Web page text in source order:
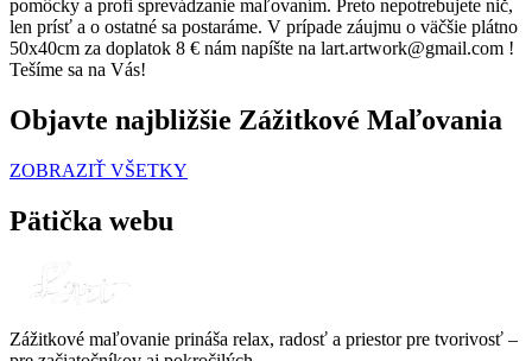
pomôcky a profi sprevádzanie maľovaním. Preto nepotrebujete nič,
len prísť a o ostatné sa postaráme. V prípade záujmu o väčšie plátno
50x40cm za doplatok 8 € nám napíšte na lart.artwork@gmail.com !
Tešíme sa na Vás!
Objavte najbližšie Zážitkové Maľovania
ZOBRAZIŤ VŠETKY
Pätička webu
Zážitkové maľovanie prináša relax, radosť a priestor pre tvorivosť –